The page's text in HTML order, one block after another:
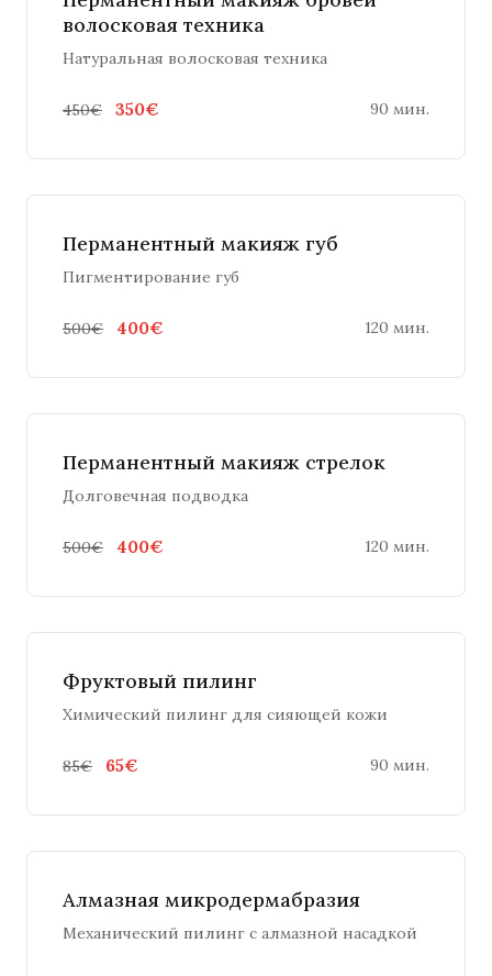
волосковая техника
Натуральная волосковая техника
450€ 350€ 90 мин.
Перманентный макияж губ
Пигментирование губ
500€ 400€ 120 мин.
Перманентный макияж стрелок
Долговечная подводка
500€ 400€ 120 мин.
Фруктовый пилинг
Химический пилинг для сияющей кожи
85€ 65€ 90 мин.
Алмазная микродермабразия
Механический пилинг с алмазной насадкой